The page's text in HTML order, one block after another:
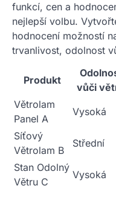
funkcí, cen a
nejlepší volbu.
hodnocení možností
trvanlivost, odolnost
Produkt
vůči
Větrolam
Panel A
Vysoká
Síťový
Větrolam B
Střední
Stan Odolný
Větru C
Vysoká